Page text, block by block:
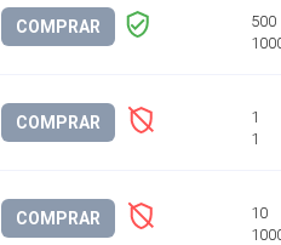
COMPRAR
500
COMPRAR
COMPRAR
10